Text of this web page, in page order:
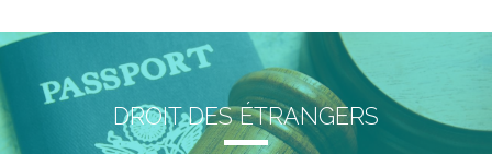
DROIT DES ÉTRANGERS